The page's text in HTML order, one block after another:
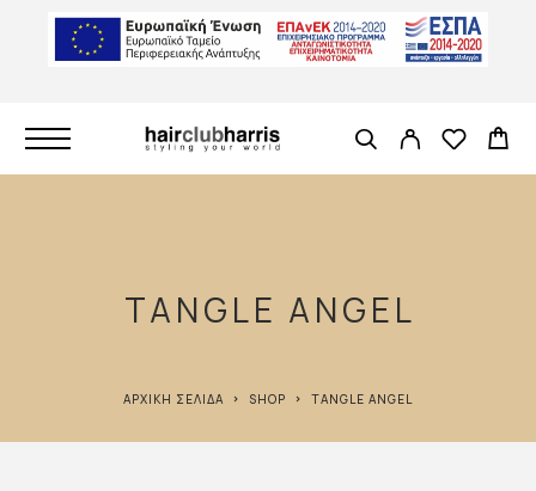
TANGLE ANGEL
ΑΡΧΙΚΉ ΣΕΛΊΔΑ SHOP TANGLE ANGEL